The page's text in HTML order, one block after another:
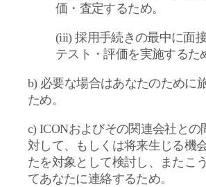
価・査定するため。
(iii)採用手続きの最中に面
テスト・評価を実施するた
b) 必要な場合はあなたのために
ため。
c) ICONおよびその関連会社との
対して、もしくは将来生じる機
たを対象として検討し、またこ
てあなたに連絡するため。